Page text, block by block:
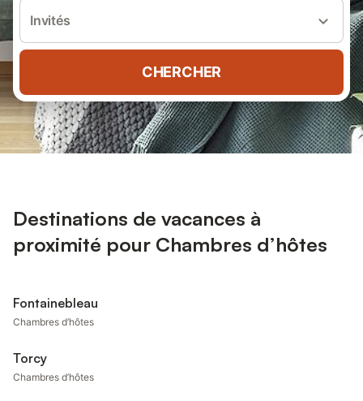
Invités
CHERCHER
Destinations de vacances à
proximité pour Chambres d’hôtes
Fontainebleau
Chambres d’hôtes
Torcy
Chambres d’hôtes